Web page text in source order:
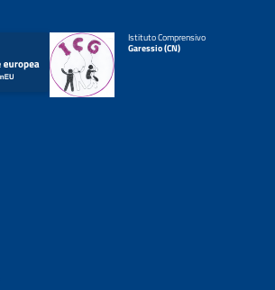
Istituto Comprensivo
Garessio (CN)